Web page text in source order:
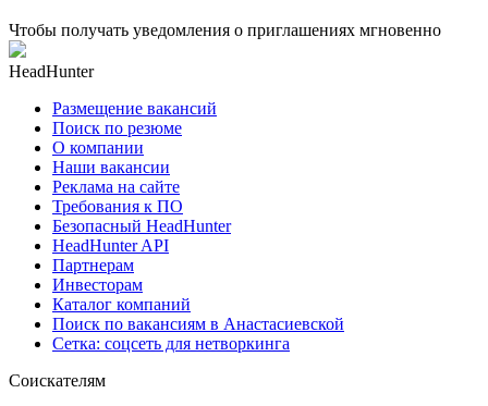
Чтобы получать уведомления о приглашениях мгновенно
HeadHunter
Размещение вакансий
Поиск по резюме
О компании
Наши вакансии
Реклама на сайте
Требования к ПО
Безопасный HeadHunter
HeadHunter API
Партнерам
Инвесторам
Каталог компаний
Поиск по вакансиям в Анастасиевской
Сетка: соцсеть для нетворкинга
Соискателям